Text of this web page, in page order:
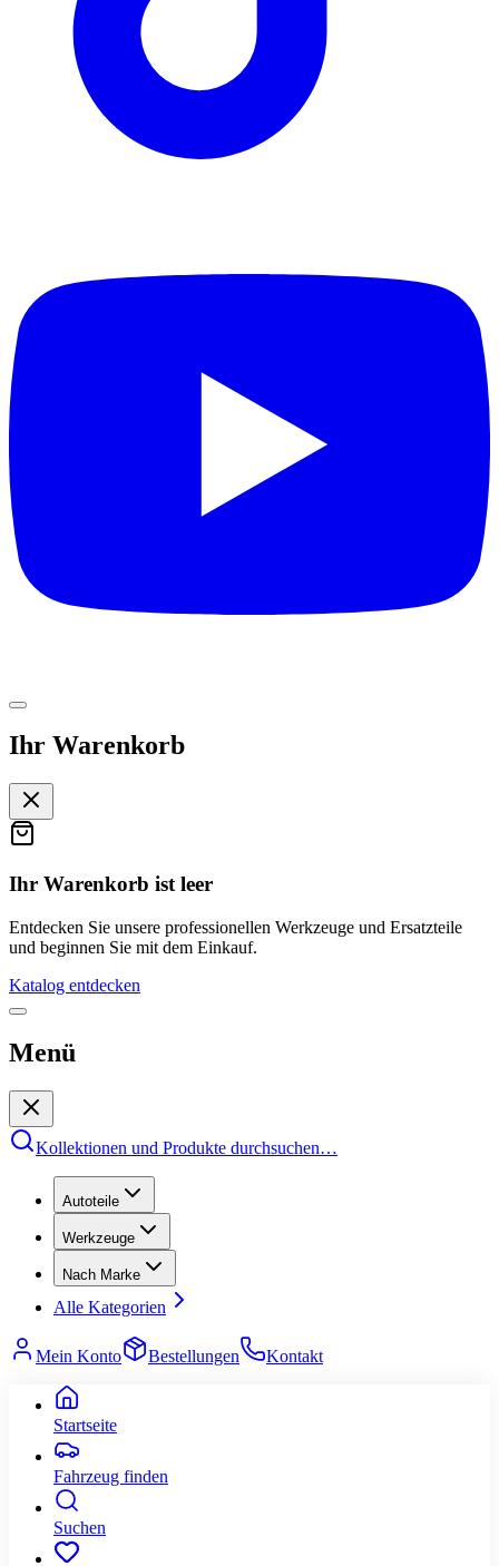
Ihr Warenkorb
Ihr Warenkorb ist leer
Entdecken Sie unsere professionellen Werkzeuge und Ersatzteile
und beginnen Sie mit dem Einkauf.
Katalog entdecken
Menü
Kollektionen und Produkte durchsuchen…
Autoteile
Werkzeuge
Nach Marke
Alle Kategorien
Mein Konto Bestellungen Kontakt
Startseite
Fahrzeug finden
Suchen